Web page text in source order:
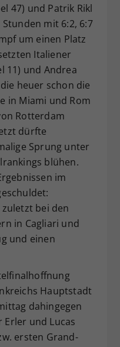
47) und Patrik Rikl
Stunden mit 6:2, 6:7
um einen Platz
Italiener
11) und Andrea
heuer schon die
in Miami und Rom
Rotterdam
dürfte
Sprung unter
blühen.
im
bei den
in Cagliari und
und einen
Hauptstadt
dahingegen
und Lucas
ersten Grand-